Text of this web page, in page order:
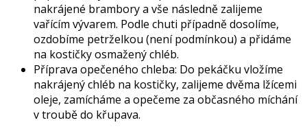
nakrájené brambory a vše následně zalijeme
vařícím vývarem. Podle chuti případně dosolíme,
ozdobíme petrželkou (není podmínkou) a přidáme
na kostičky osmažený chléb.
Příprava opečeného chleba: Do pekáčku vložíme
nakrájený chléb na kostičky, zalijeme dvěma lžícemi
oleje, zamícháme a opečeme za občasného míchání
v troubě do křupava.